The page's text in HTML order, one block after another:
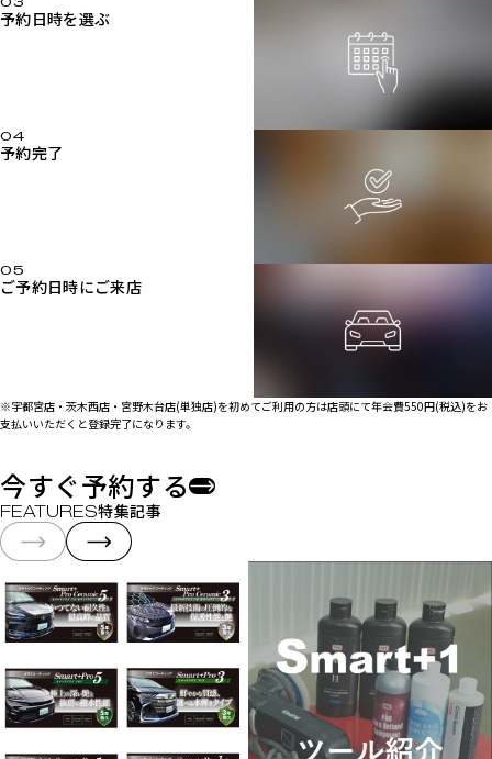
予約日時を選ぶ
予約完了
ご予約日時にご来店
※宇都宮店・茨木西店・宮野木台店(単独店)を初めてご利用の方は店頭にて年会費550円(税込)をお
支払いいただくと登録完了になります。
今すぐ予約する
特集記事